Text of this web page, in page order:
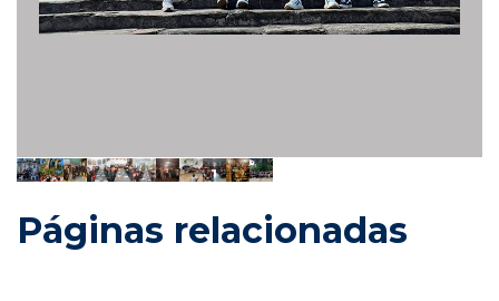
Páginas relacionadas